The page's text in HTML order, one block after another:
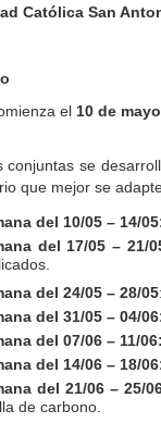
Católica San
el 10 de
conjuntas se
que mejor se
del 10/05 – 14/
del 17/05 – 21/
del 24/05 – 28/05
del 31/05 – 04/
del 07/06 – 11/06:
del 14/06 – 18/
del 21/06 – 25/
de carbono.